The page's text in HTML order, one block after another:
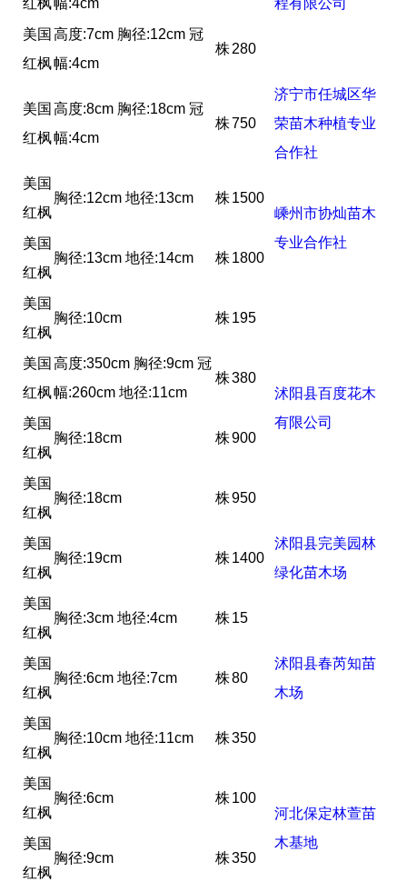
程有限公司
红枫幅:4cm
美国
红枫
高度:7cm 胸径:12cm 冠
幅:4cm
株280
美国
红枫
高度:8cm 胸径:18cm 冠
幅:4cm
株750
济宁市任城区华
荣苗木种植专业
合作社
美国
红枫
胸径:12cm 地径:13cm 株1500
嵊州市协灿苗木
专业合作社
美国
红枫
胸径:13cm 地径:14cm 株1800
美国
红枫
胸径:10cm 株195
沭阳县百度花木
有限公司
美国
红枫
高度:350cm 胸径:9cm 冠
幅:260cm 地径:11cm
株380
美国
红枫
胸径:18cm 株900
美国
红枫
胸径:18cm 株950
美国
红枫
胸径:19cm 株1400
沭阳县完美园林
绿化苗木场
美国
红枫
胸径:3cm 地径:4cm 株15
沭阳县春芮知苗
木场
美国
红枫
胸径:6cm 地径:7cm 株80
美国
红枫
胸径:10cm 地径:11cm 株350
美国
红枫
胸径:6cm 株100
河北保定林萱苗
木基地
美国
红枫
胸径:9cm 株350